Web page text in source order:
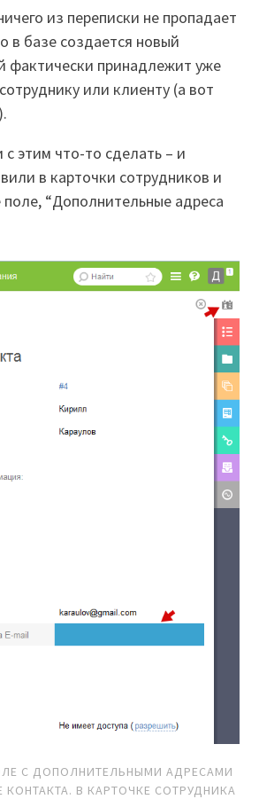
из переписки не пропадает
в базе создается новый
фактически принадлежит уже
или клиенту (а вот
этим что-то сделать – и
в карточки сотрудников и
“Дополнительные адреса
С ДОПОЛНИТЕЛЬНЫМИ АДРЕСАМИ
КОНТАКТА. В КАРТОЧКЕ СОТРУДНИКА